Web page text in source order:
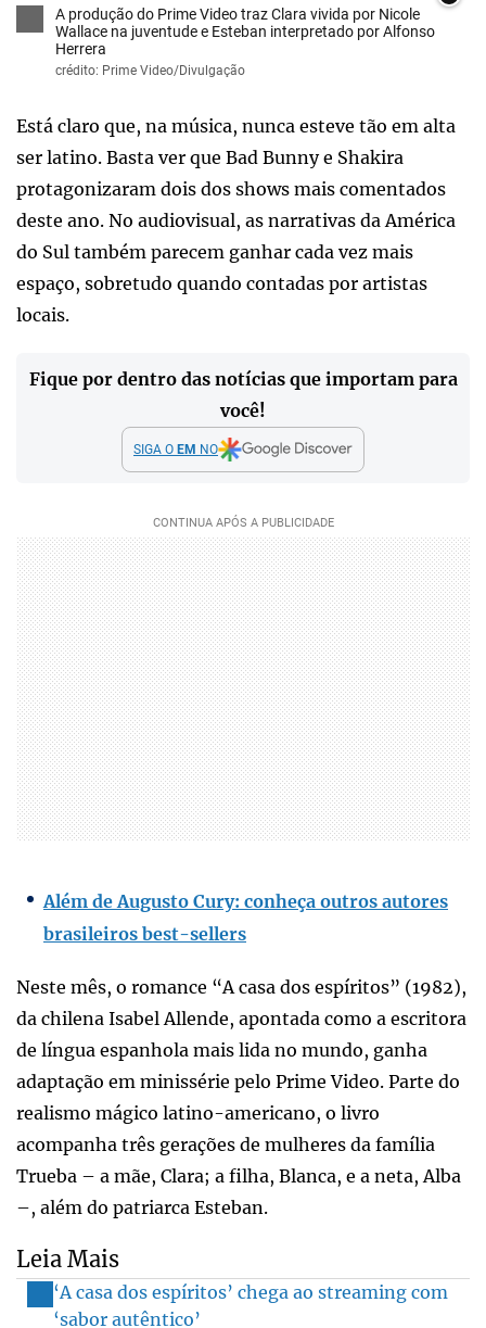
A produção do Prime Video traz Clara vivida por Nicole
Wallace na juventude e Esteban interpretado por Alfonso
Herrera
crédito: Prime Video/Divulgação
Está claro que, na música, nunca esteve tão em alta
ser latino. Basta ver que Bad Bunny e Shakira
protagonizaram dois dos shows mais comentados
deste ano. No audiovisual, as narrativas da América
do Sul também parecem ganhar cada vez mais
espaço, sobretudo quando contadas por artistas
locais.
Fique por dentro das notícias que importam para
você!
SIGA O EM NO
Além de Augusto Cury: conheça outros autores
brasileiros best-sellers
Neste mês, o romance “A casa dos espíritos” (1982),
da chilena Isabel Allende, apontada como a escritora
de língua espanhola mais lida no mundo, ganha
adaptação em minissérie pelo Prime Video. Parte do
realismo mágico latino-americano, o livro
acompanha três gerações de mulheres da família
Trueba – a mãe, Clara; a filha, Blanca, e a neta, Alba
–, além do patriarca Esteban.
Leia Mais
‘A casa dos espíritos’ chega ao streaming com
‘sabor autêntico’